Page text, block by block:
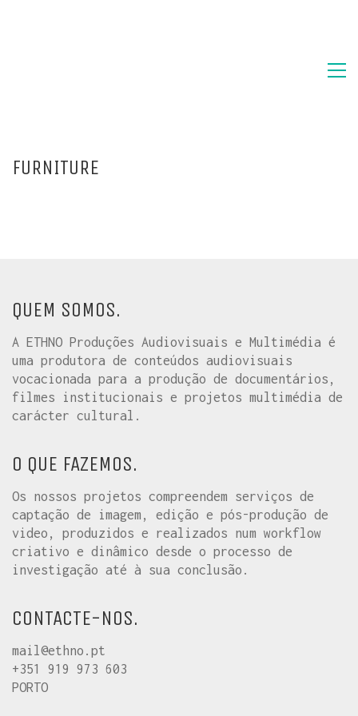
FURNITURE
QUEM SOMOS.
A ETHNO Produções Audiovisuais e Multimédia é
uma produtora de conteúdos audiovisuais
vocacionada para a produção de documentários,
filmes institucionais e projetos multimédia de
carácter cultural.
O QUE FAZEMOS.
Os nossos projetos compreendem serviços de
captação de imagem, edição e pós-produção de
video, produzidos e realizados num workflow
criativo e dinâmico desde o processo de
investigação até à sua conclusão.
CONTACTE-NOS.
mail@ethno.pt
+351 919 973 603
PORTO